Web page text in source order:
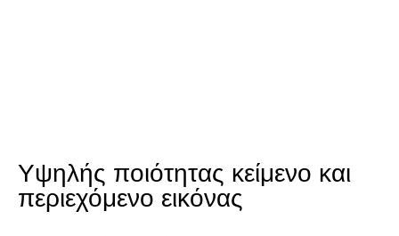
Υψηλής ποιότητας κείμενο και
περιεχόμενο εικόνας